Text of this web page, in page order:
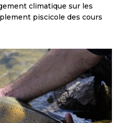
climatique sur les
piscicole des cours